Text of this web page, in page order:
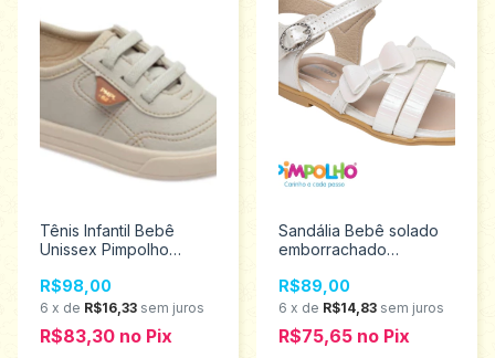
Tênis Infantil Bebê
Unissex Pimpolho
0120181
R$98,00
6 x de R$16,33 sem juros
R$83,30 no Pix
Sandália Bebê solado
emborrachado
21 0120406
R$89,00
6 x de R$14,83 sem juros
R$75,65 no Pix